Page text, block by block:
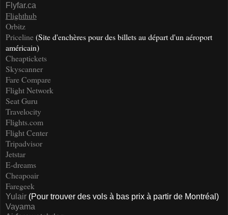
Flyfar.ca
Flighthub
Orbitz
Priceline(Site d'enchères pour des billets au départ d'un aéroport
américain)
Cheaptickets
Skyscanner
Fare Compare
Flight Network
Seat Guru
Travelocity
Flights.com
Flight Center
Tripadvisor
Jetstar
E-dreams
Cheapoair
Faregeek
Yulair (Pour trouver des vols à bas prix à partir de Montréal)
Vayama